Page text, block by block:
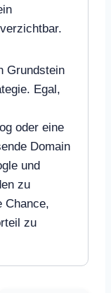
Grundstein
Egal,
oder eine
Domain
und
zu
Chance,
zu